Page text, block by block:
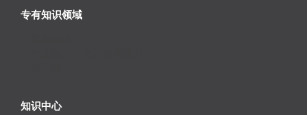
专有知识领域
知识中心